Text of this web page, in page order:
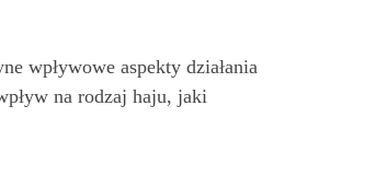
wpływowe aspekty działania
na rodzaj haju, jaki